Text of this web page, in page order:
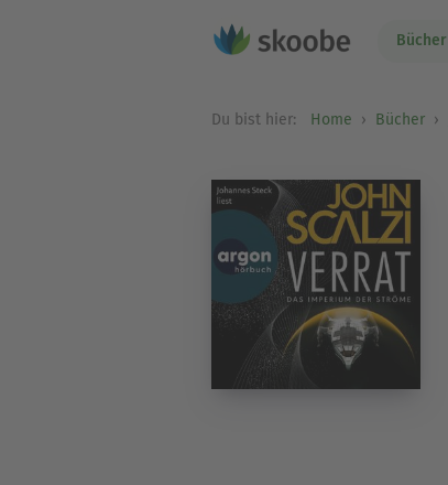
Bücher
Du bist hier: Home Bücher